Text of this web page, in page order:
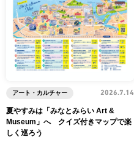
夏やすみは「みなとみらい Art &
Museum」へ クイズ付きマップで楽
しく巡ろう
アート・カルチャー 2026.7.14